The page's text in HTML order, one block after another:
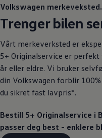
Veihjelp og
Service på elbil
Service for eldre
Hvorfor velge
Magasin
Volkswagen merkeveksted.
Trenger bilen
Vårt merkeverksted er
5+ Originalservice er perfekt
år eller eldre. Vi bruker
din Volkswagen forblir
du sikret fast lavpris*.
Bestill 5+ Originalservice i
passer deg best - enklere